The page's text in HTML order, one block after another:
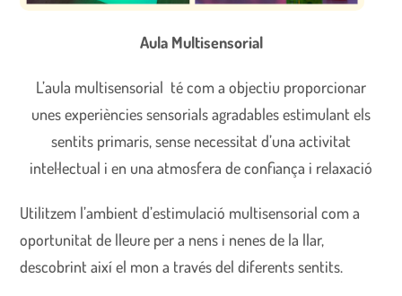
Aula Multisensorial
L’aula multisensorial té com a objectiu proporcionar
unes experiències sensorials agradables estimulant els
sentits primaris, sense necessitat d’una activitat
intel·lectual i en una atmosfera de confiança i relaxació
Utilitzem l’ambient d’estimulació multisensorial com a
oportunitat de lleure per a nens i nenes de la llar,
descobrint així el mon a través del diferents sentits.